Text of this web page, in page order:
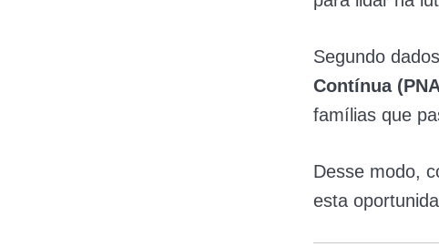
Segundo
Contínua
famílias que
Desse modo,
esta